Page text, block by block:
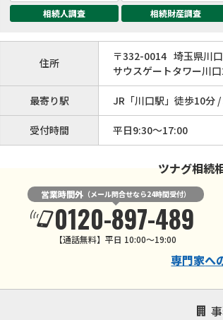
相続人調査
相続財産調査
住所 〒332-0014 埼玉県川
サウスゲートタワー川
最寄り駅 JR「川口駅」徒歩10分
受付時間 平日9:30～17:00
ツナグ相続
営業時間外（メール問合せなら24時間受付）
0120-897-489
【通話無料】平日 10:00～19:00
専門家へ